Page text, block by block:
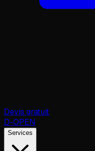
Devis gratuit
D-OPEN
Services